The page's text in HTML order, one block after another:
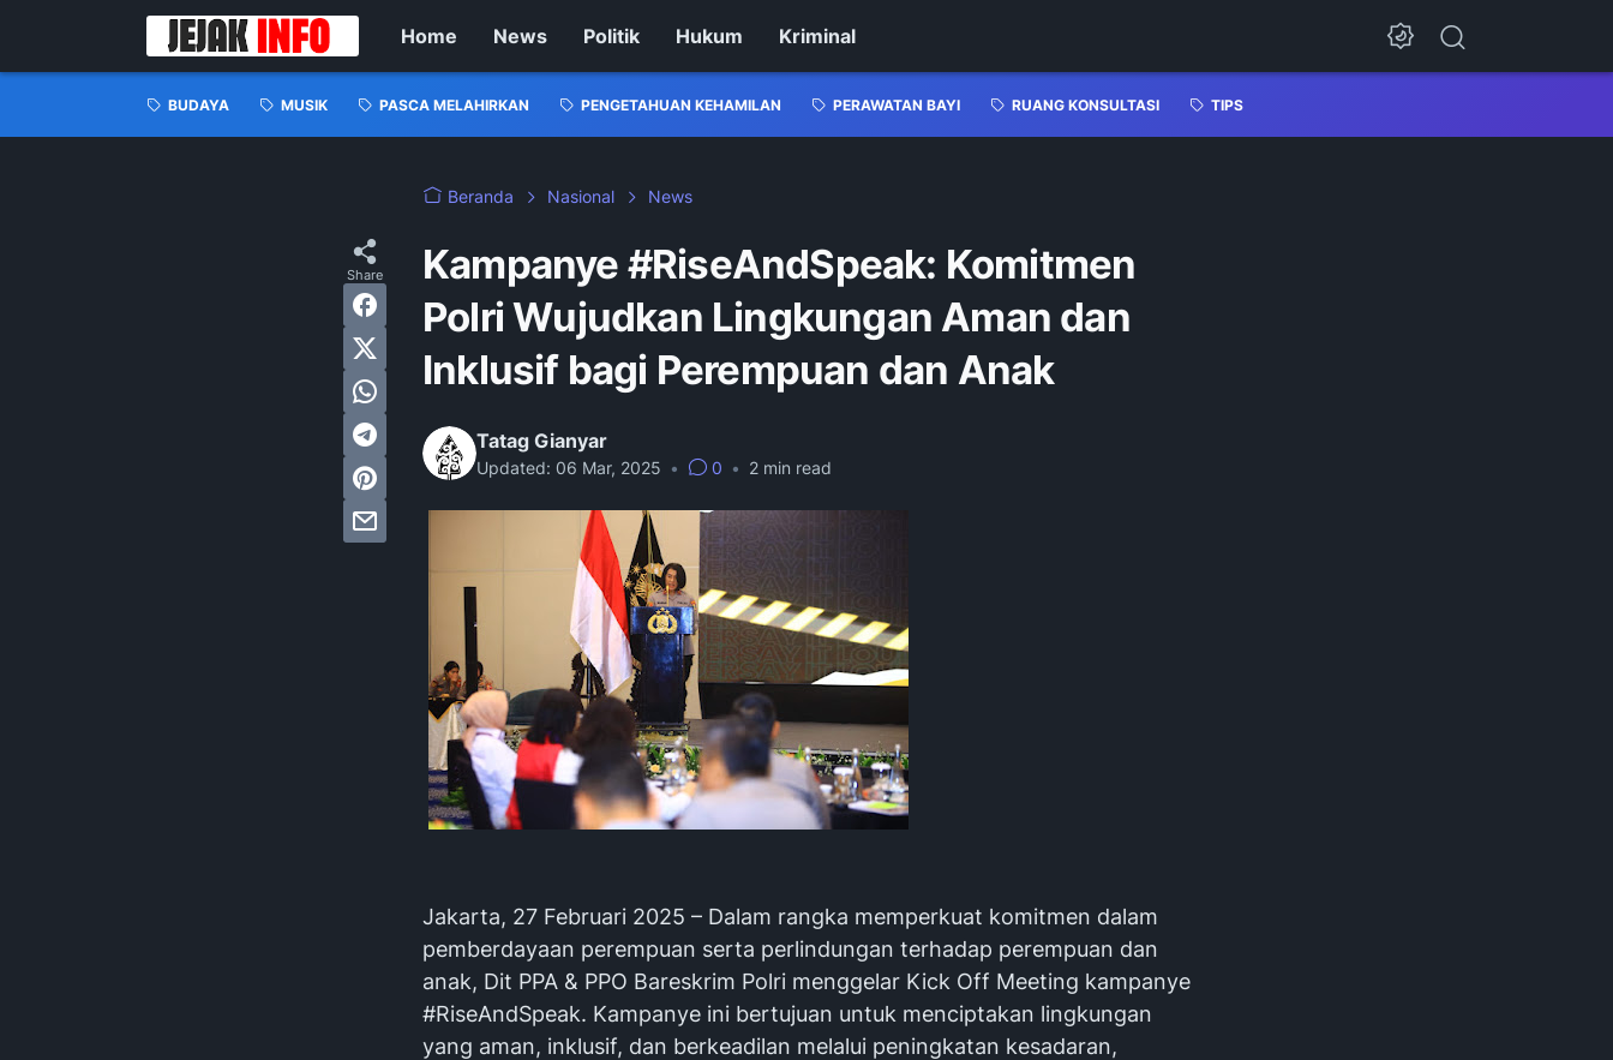
Home News Politik Hukum Kriminal
BUDAYA MUSIK PASCA MELAHIRKAN PENGETAHUAN KEHAMILAN PERAWATAN BAYI RUANG KONSULTASI TIPS
Beranda Nasional News
Kampanye #RiseAndSpeak: Komitmen
Polri Wujudkan Lingkungan Aman dan
Inklusif bagi Perempuan dan Anak
Tatag Gianyar
Updated: 06 Mar, 2025 • 0 • 2 min read
Jakarta, 27 Februari 2025 – Dalam rangka memperkuat komitmen dalam
pemberdayaan perempuan serta perlindungan terhadap perempuan dan
anak, Dit PPA & PPO Bareskrim Polri menggelar Kick Off Meeting kampanye
#RiseAndSpeak. Kampanye ini bertujuan untuk menciptakan lingkungan
yang aman, inklusif, dan berkeadilan melalui peningkatan kesadaran,